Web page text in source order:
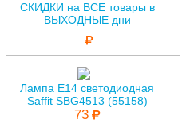
СКИДКИ на ВСЕ товары в
ВЫХОДНЫЕ дни
Лампа E14 светодиодная
Saffit SBG4513 (55158)
73